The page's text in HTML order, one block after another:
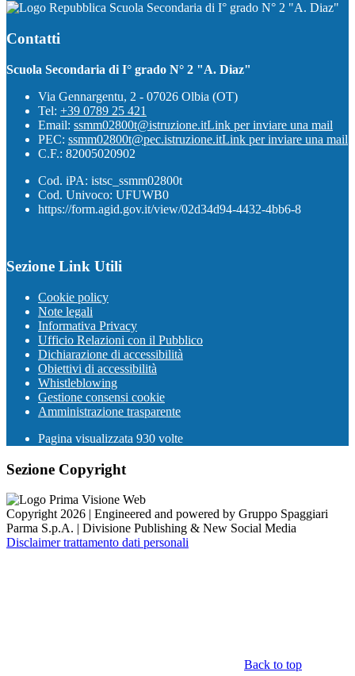
Scuola Secondaria di I° grado N° 2 "A. Diaz"
Contatti
Scuola Secondaria di I° grado N° 2 "A. Diaz"
Via Gennargentu, 2 - 07026 Olbia (OT)
Tel: +39 0789 25 421
Email: ssmm02800t@istruzione.itLink per inviare una mail
PEC: ssmm02800t@pec.istruzione.itLink per inviare una mail
C.F.: 82005020902
Cod. iPA: istsc_ssmm02800t
Cod. Univoco: UFUWB0
https://form.agid.gov.it/view/02d34d94-4432-4bb6-8
Sezione Link Utili
Cookie policy
Note legali
Informativa Privacy
Ufficio Relazioni con il Pubblico
Dichiarazione di accessibilità
Obiettivi di accessibilità
Whistleblowing
Gestione consensi cookie
Amministrazione trasparente
Pagina visualizzata 930 volte
Sezione Copyright
Copyright 2026 | Engineered and powered by Gruppo Spaggiari
Parma S.p.A. | Divisione Publishing & New Social Media
Disclaimer trattamento dati personali
Back to top